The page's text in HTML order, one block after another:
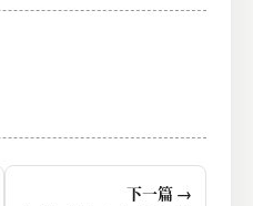
下一篇 →